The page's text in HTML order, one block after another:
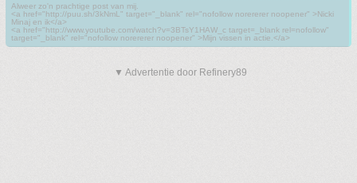
Alweer zo'n prachtige post van mij.
<a href="http://puu.sh/3kNmL" target="_blank" rel="nofollow norererer noopener" >Nicki
Minaj en ik</a>
<a href="http://www.youtube.com/watch?v=3BTsY1HAW_c target=_blank rel=nofollow"
target="_blank" rel="nofollow norererer noopener" >Mijn vissen in actie.</a>
▼ Advertentie door Refinery89